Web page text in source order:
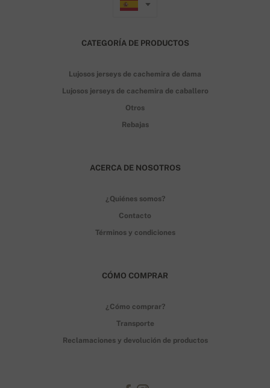
CATEGORÍA DE PRODUCTOS
Lujosos jerseys de cachemira de dama
Lujosos jerseys de cachemira de caballero
Otros
Rebajas
ACERCA DE NOSOTROS
¿Quiénes somos?
Contacto
Términos y condiciones
CÓMO COMPRAR
¿Cómo comprar?
Transporte
Reclamaciones y devolución de productos